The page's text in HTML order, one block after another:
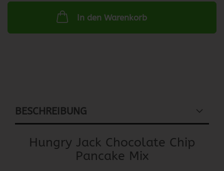
In den Warenkorb
BESCHREIBUNG
Hungry Jack Chocolate Chip
Pancake Mix